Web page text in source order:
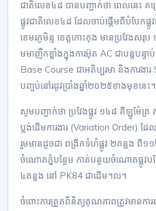
ជាតិលេខ៤៨ បានបញ្ជាក់ថា ពេលនេះ
ផ្លូវជាតិលេខ៤៨ ដែលចាប់ផ្តើមពីបំបែក
ខេមរភូមិន្ទ ខេត្តកោះកុង មានប្រវែងស
មមាញឹកខ្លាំងក្នុងការអ៊ុត AC ជាបន្តបន្ទាប់
Base Course ជាអតិប្បរមា និងការងា
បញ្ចប់នៅរដូវប្រាំងឆ្នាំ២០២៥ខាងមុខនេះ។
សូមបញ្ជាក់ថា ប្រវែងផ្លូវ ១៤៨ គីឡូម៉ែត្រ
ប្លង់ដើមការងារ (Variation Order) ដែល
រួមមានដូចជា ពង្រីកទំហំផ្លូវ ២គន្លង ពី១
ចំណោតភ្នំបន្ថែម កាត់បន្ថយចំណោតផ្លូវប
៤គន្លង នៅ PK84 ជាដើម។ល។
ចំពោះការត្រួតពិនិត្យគុណភាពត្រូវមានកា